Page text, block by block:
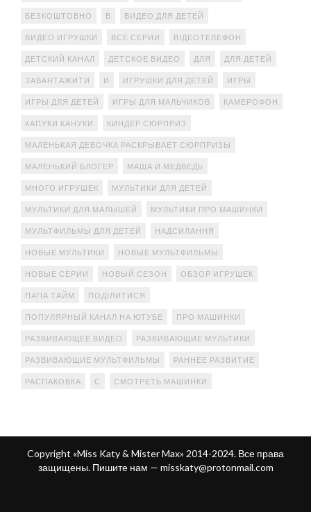
БЕЗКОШТОВНО В ВИДЕО ДЛЯ ДЕТЕЙ
ВИДЕО ИГРУШКИ ВСЕ СЕРИИ ВІДЕОТЕЛЕФОН
ДЕТСКИЙ КАНАЛ ДЕТСКОЕ ВИДЕО ДЛЯ ДЛЯ ДЕТЕЙ
ЗАВАНТАЖИТИ И ИГРУШКИ ДЛЯ ДЕТЕЙ ИГРЫ
ИГРЫ ДЛЯ ДЕТЕЙ ИГРЫ ДЛЯ МАЛЬЧИКОВ КАМЕРОФОН
КАПУКИ КАНУКИ КИНДЕР СЮРПРИЗ
МАЛЕНЬКАЯ ДЕВОЧКА РАСКРЫВАЕТ СЮРПРИЗЫ
МАЛЕНЬКИЙ БЛОГЕР МАША И МЕДВЕДЬ
МНОГО ИГРУШЕК МУЛЬТИКИ ДЛЯ ДЕТЕЙ
МУЛЬТИКИ ДЛЯ МАЛЫШЕЙ МУЛЬТИКИ ПРО МАШИНКИ
МУЛЬТФИЛЬМЫ ДЛЯ ДЕТЕЙ НАДСИЛАННЯ
НОВЫЕ МУЛЬТИКИ НОВЫЕ МУЛЬТФИЛЬМЫ
НОВЫЕ СЕРИИ НОВЫЙ СЕЗОН ОБЗОР ИГРУШЕК
ПАПА ТАЙМ ПОДІЛИТИСЯ
ПОПУЛЯРНЫЙ КАНАЛ НА ЮТУБЕ ПРО МАШИНКИ
РАЗВИВАЮЩЕЕ ВИДЕО РАЗВИВАЮЩИЕ МУЛЬТИКИ
РАЗВИВАЮЩИЕ МУЛЬТФИЛЬМЫ РАННЕЕ РАЗВИТИЕ
РАСПАКОВКА С СМОТРЕТЬ МАШИНКИ
Copyright «Miss Katy & Mister Max» 2014-2024. Все права
защищены. Пишите нам — misskaty@protonmail.com